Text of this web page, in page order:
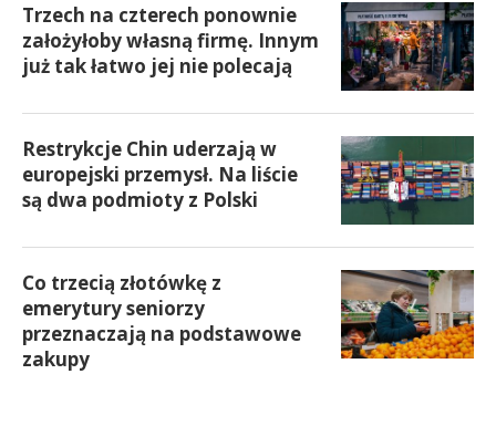
Trzech na czterech ponownie
założyłoby własną firmę. Innym
już tak łatwo jej nie polecają
Restrykcje Chin uderzają w
europejski przemysł. Na liście
są dwa podmioty z Polski
Co trzecią złotówkę z
emerytury seniorzy
przeznaczają na podstawowe
zakupy